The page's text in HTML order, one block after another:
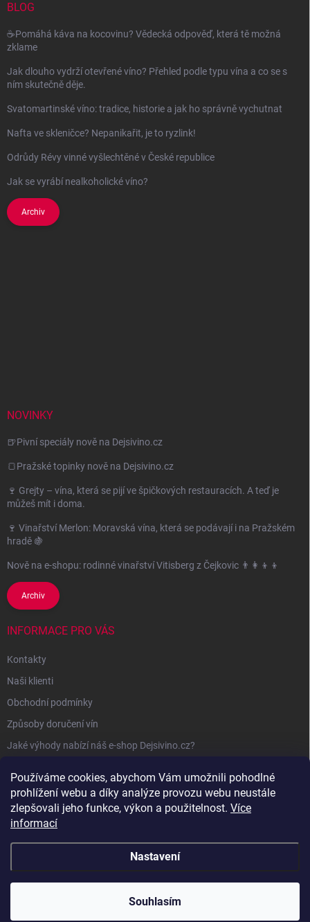
Používáme cookies, abychom Vám umožnili pohodlné
prohlížení webu a díky analýze provozu webu neustále
zlepšovali jeho funkce, výkon a použitelnost. Více
informací
Nastavení
Souhlasím
BLOG
☕Pomáhá káva na kocovinu? Vědecká odpověď, která tě možná
zklame
Jak dlouho vydrží otevřené víno? Přehled podle typu vína a co se s
ním skutečně děje.
Svatomartinské víno: tradice, historie a jak ho správně vychutnat
Nafta ve skleničce? Nepanikařit, je to ryzlink!
Odrůdy Révy vinné vyšlechtěné v České republice
Jak se vyrábí nealkoholické víno?
Archiv
NOVINKY
🍺Pivní speciály nově na Dejsivino.cz
🍞Pražské topinky nově na Dejsivino.cz
🍷 Grejty – vína, která se pijí ve špičkových restauracích. A teď je
můžeš mít i doma.
🍷 Vinařství Merlon: Moravská vína, která se podávají i na Pražském
hradě 🍇
Nově na e-shopu: rodinné vinařství Vitisberg z Čejkovic 👨‍👩‍👦‍👦
Archiv
INFORMACE PRO VÁS
Kontakty
Naši klienti
Obchodní podmínky
Způsoby doručení vín
Jaké výhody nabízí náš e-shop Dejsivino.cz?
Dejsivino.cz. Všechna práva vyhrazena.